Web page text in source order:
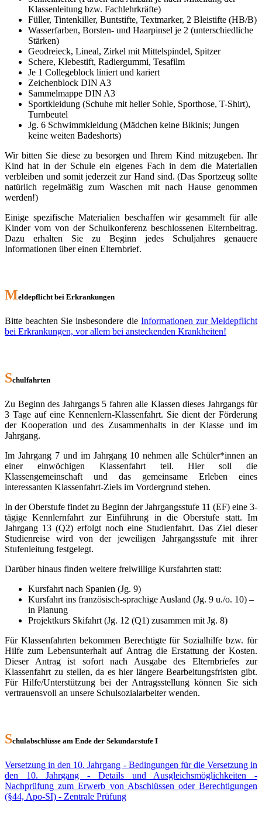
Klassenleitung bzw. Fachlehrkräfte)
Füller, Tintenkiller, Buntstifte, Textmarker, 2 Bleistifte (HB/B)
Wasserfarben, Borsten- und Haarpinsel je 2 (unterschiedliche
Stärken)
Geodreieck, Lineal, Zirkel mit Mittelspindel, Spitzer
Schere, Klebestift, Radiergummi, Tesafilm
Je 1 Collegeblock liniert und kariert
Zeichenblock DIN A3
Sammelmappe DIN A3
Sportkleidung (Schuhe mit heller Sohle, Sporthose, T-Shirt),
Turnbeutel
Jg. 6 Schwimmkleidung (Mädchen keine Bikinis; Jungen
keine weiten Badeshorts)
Wir bitten Sie diese zu besorgen und Ihrem Kind mitzugeben. Ihr
Kind hat in der Schule ein eigenes Fach in dem die Materialien
verbleiben und somit jederzeit zur Hand sind. (Das Sportzeug sollte
natürlich regelmäßig zum Waschen mit nach Hause genommen
werden!)
Einige spezifische Materialien beschaffen wir gesammelt für alle
Kinder vom von der Schulkonferenz beschlossenen Elternbeitrag.
Dazu erhalten Sie zu Beginn jedes Schuljahres genauere
Informationen über einen Elternbrief.
Meldepflicht bei Erkrankungen
Bitte beachten Sie insbesondere die Informationen zur Meldepflicht
bei Erkrankungen, vor allem bei ansteckenden Krankheiten!
Schulfahrten
Zu Beginn des Jahrgangs 5 fahren alle Klassen dieses Jahrgangs für
3 Tage auf eine Kennenlern-Klassenfahrt. Sie dient der Förderung
der Kooperation und des Zusammenhalts in der Klasse und im
Jahrgang.
Im Jahrgang 7 und im Jahrgang 10 nehmen alle Schüler*innen an
einer einwöchigen Klassenfahrt teil. Hier soll die
Klassengemeinschaft und das gemeinsame Erleben eines
interessanten Klassenfahrt-Ziels im Vordergrund stehen.
In der Oberstufe findet zu Beginn der Jahrgangsstufe 11 (EF) eine 3-
tägige Kennlernfahrt zur Einführung in die Oberstufe statt. Im
Jahrgang 13 (Q2) erfolgt noch eine Studienfahrt. Das Ziel dieser
Studienreise wird von der jeweiligen Jahrgangsstufe mit ihrer
Stufenleitung festgelegt.
Darüber hinaus finden weitere freiwillige Kursfahrten statt:
Kursfahrt nach Spanien (Jg. 9)
Kursfahrt ins französisch-sprachige Ausland (Jg. 9 u./o. 10) –
in Planung
Projektkurs Skifahrt (Jg. 12 (Q1) zusammen mit Jg. 8)
Für Klassenfahrten bekommen Berechtigte für Sozialhilfe bzw. für
Hilfe zum Lebensunterhalt auf Antrag die Erstattung der Kosten.
Dieser Antrag ist sofort nach Ausgabe des Elternbriefes zur
Klassenfahrt zu stellen, da es hier längere Bearbeitungsfristen gibt.
Für Hilfe/Unterstützung bei der Antragsstellung können Sie sich
vertrauensvoll an unsere Schulsozialarbeiter wenden.
Schulabschlüsse am Ende der Sekundarstufe I
Versetzung in den 10. Jahrgang - Bedingungen für die Versetzung in
den 10. Jahrgang - Details und Ausgleichsmöglichkeiten -
Nachprüfung zum Erwerb von Abschlüssen oder Berechtigungen
(§44, Apo-SI) - Zentrale Prüfung